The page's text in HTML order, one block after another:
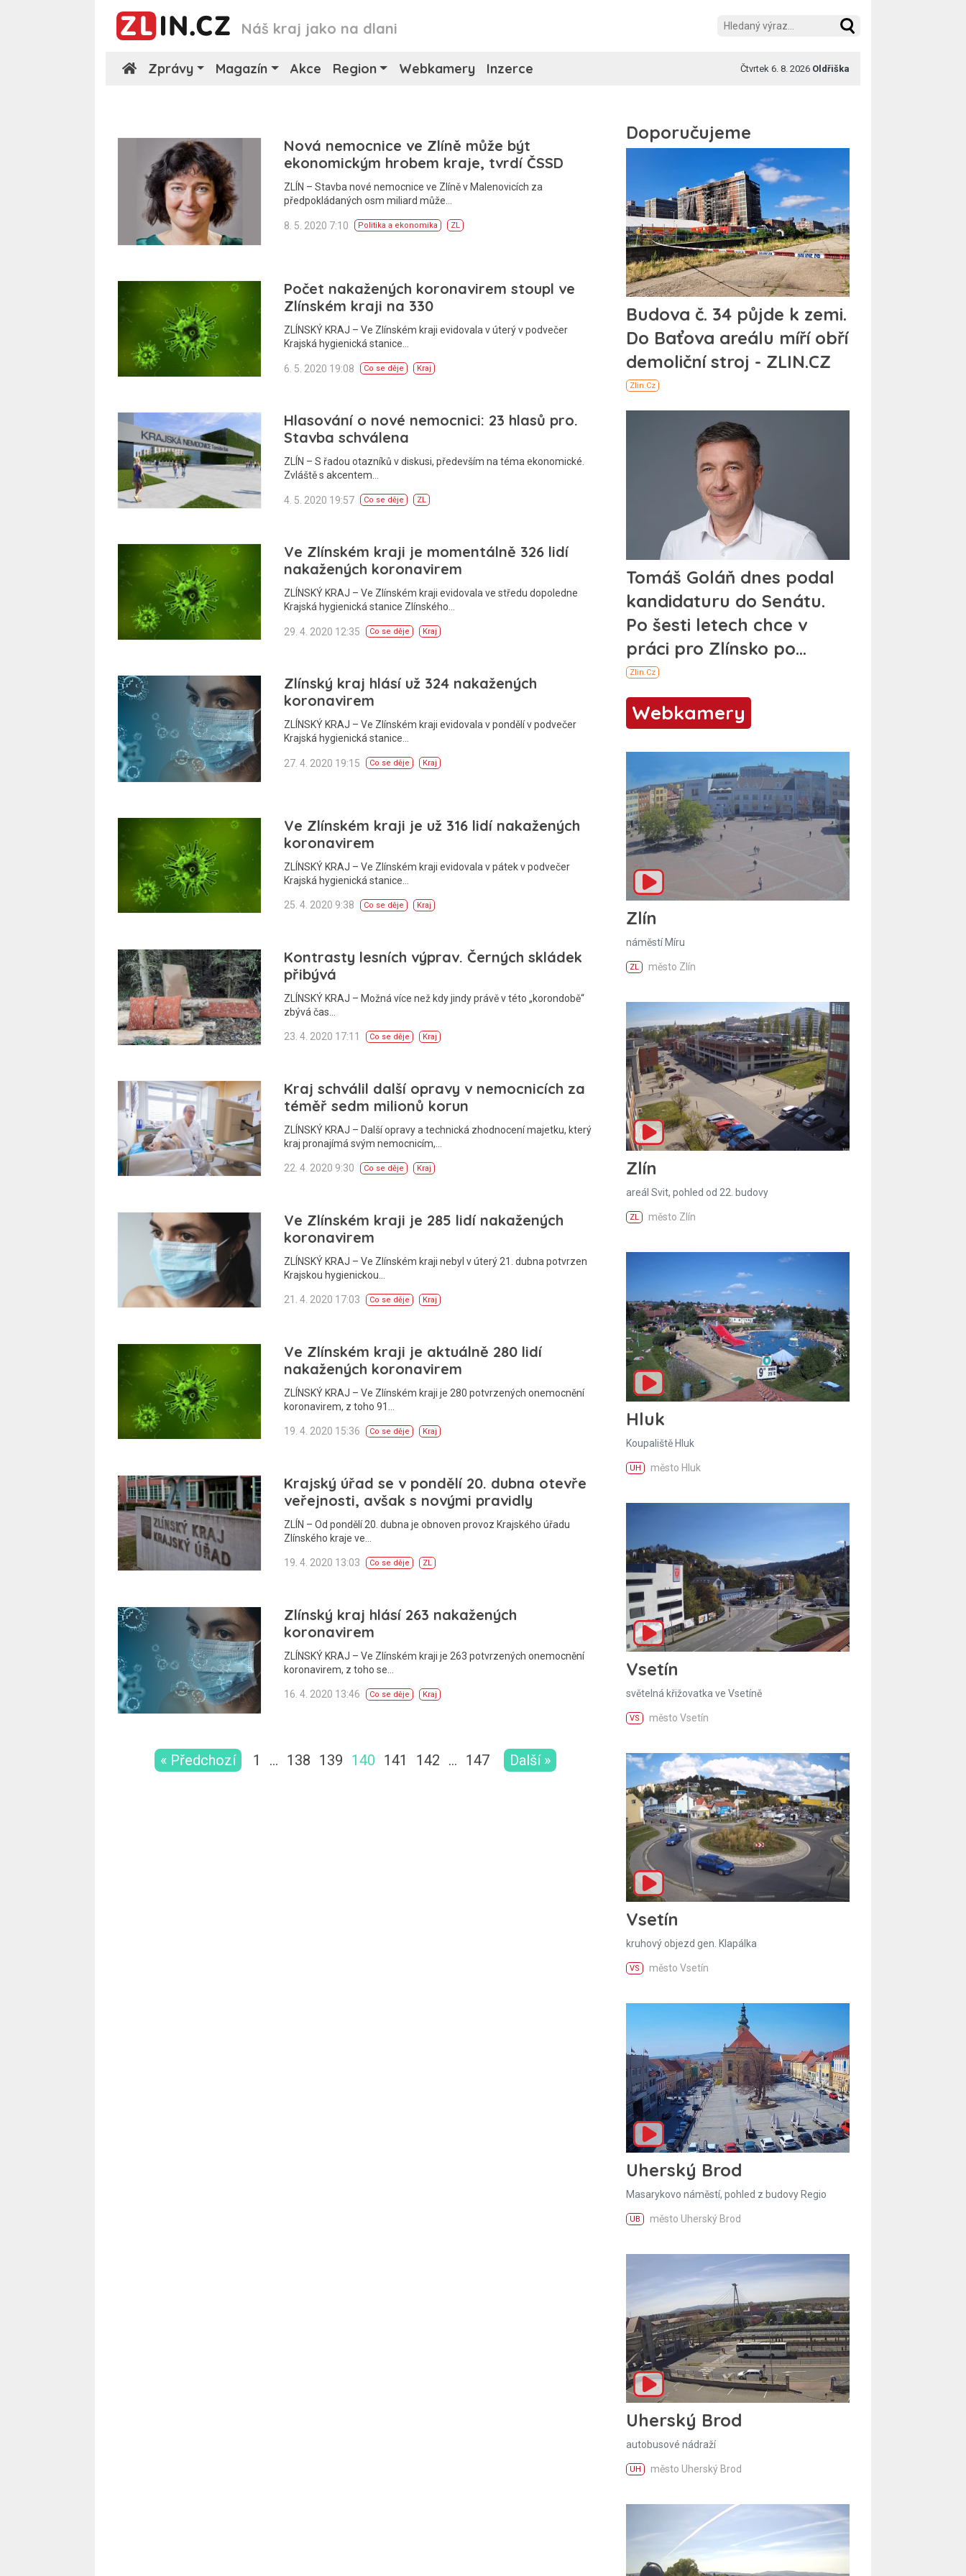
Náš kraj jako na dlani
Zprávy Magazín Akce Region Webkamery Inzerce Čtvrtek 6. 8. 2026 Oldřiška
Nová nemocnice ve Zlíně může být
ekonomickým hrobem kraje, tvrdí ČSSD
ZLÍN – Stavba nové nemocnice ve Zlíně v Malenovicích za
předpokládaných osm miliard může…
8. 5. 2020 7:10 Politika a ekonomika ZL
Počet nakažených koronavirem stoupl ve
Zlínském kraji na 330
ZLÍNSKÝ KRAJ – Ve Zlínském kraji evidovala v úterý v podvečer
Krajská hygienická stanice…
6. 5. 2020 19:08 Co se děje Kraj
Hlasování o nové nemocnici: 23 hlasů pro.
Stavba schválena
ZLÍN – S řadou otazníků v diskusi, především na téma ekonomické.
Zvláště s akcentem…
4. 5. 2020 19:57 Co se děje ZL
Ve Zlínském kraji je momentálně 326 lidí
nakažených koronavirem
ZLÍNSKÝ KRAJ – Ve Zlínském kraji evidovala ve středu dopoledne
Krajská hygienická stanice Zlínského…
29. 4. 2020 12:35 Co se děje Kraj
Zlínský kraj hlásí už 324 nakažených
koronavirem
ZLÍNSKÝ KRAJ – Ve Zlínském kraji evidovala v pondělí v podvečer
Krajská hygienická stanice…
27. 4. 2020 19:15 Co se děje Kraj
Ve Zlínském kraji je už 316 lidí nakažených
koronavirem
ZLÍNSKÝ KRAJ – Ve Zlínském kraji evidovala v pátek v podvečer
Krajská hygienická stanice…
25. 4. 2020 9:38 Co se děje Kraj
Kontrasty lesních výprav. Černých skládek
přibývá
ZLÍNSKÝ KRAJ – Možná více než kdy jindy právě v této „korondobě“
zbývá čas…
23. 4. 2020 17:11 Co se děje Kraj
Kraj schválil další opravy v nemocnicích za
téměř sedm milionů korun
ZLÍNSKÝ KRAJ – Další opravy a technická zhodnocení majetku, který
kraj pronajímá svým nemocnicím,…
22. 4. 2020 9:30 Co se děje Kraj
Ve Zlínském kraji je 285 lidí nakažených
koronavirem
ZLÍNSKÝ KRAJ – Ve Zlínském kraji nebyl v úterý 21. dubna potvrzen
Krajskou hygienickou…
21. 4. 2020 17:03 Co se děje Kraj
Ve Zlínském kraji je aktuálně 280 lidí
nakažených koronavirem
ZLÍNSKÝ KRAJ – Ve Zlínském kraji je 280 potvrzených onemocnění
koronavirem, z toho 91…
19. 4. 2020 15:36 Co se děje Kraj
Krajský úřad se v pondělí 20. dubna otevře
veřejnosti, avšak s novými pravidly
ZLÍN – Od pondělí 20. dubna je obnoven provoz Krajského úřadu
Zlínského kraje ve…
19. 4. 2020 13:03 Co se děje ZL
Zlínský kraj hlásí 263 nakažených
koronavirem
ZLÍNSKÝ KRAJ – Ve Zlínském kraji je 263 potvrzených onemocnění
koronavirem, z toho se…
16. 4. 2020 13:46 Co se děje Kraj
« Předchozí 1 … 138 139 140 141 142 … 147 Další »
Webkamery
Zlín
náměstí Míru
ZL město Zlín
Zlín
areál Svit, pohled od 22. budovy
ZL město Zlín
Hluk
Koupaliště Hluk
UH město Hluk
Vsetín
světelná křižovatka ve Vsetíně
VS město Vsetín
Vsetín
kruhový objezd gen. Klapálka
VS město Vsetín
Uherský Brod
Masarykovo náměstí, pohled z budovy Regio
UB město Uherský Brod
Uherský Brod
autobusové nádraží
UH město Uherský Brod